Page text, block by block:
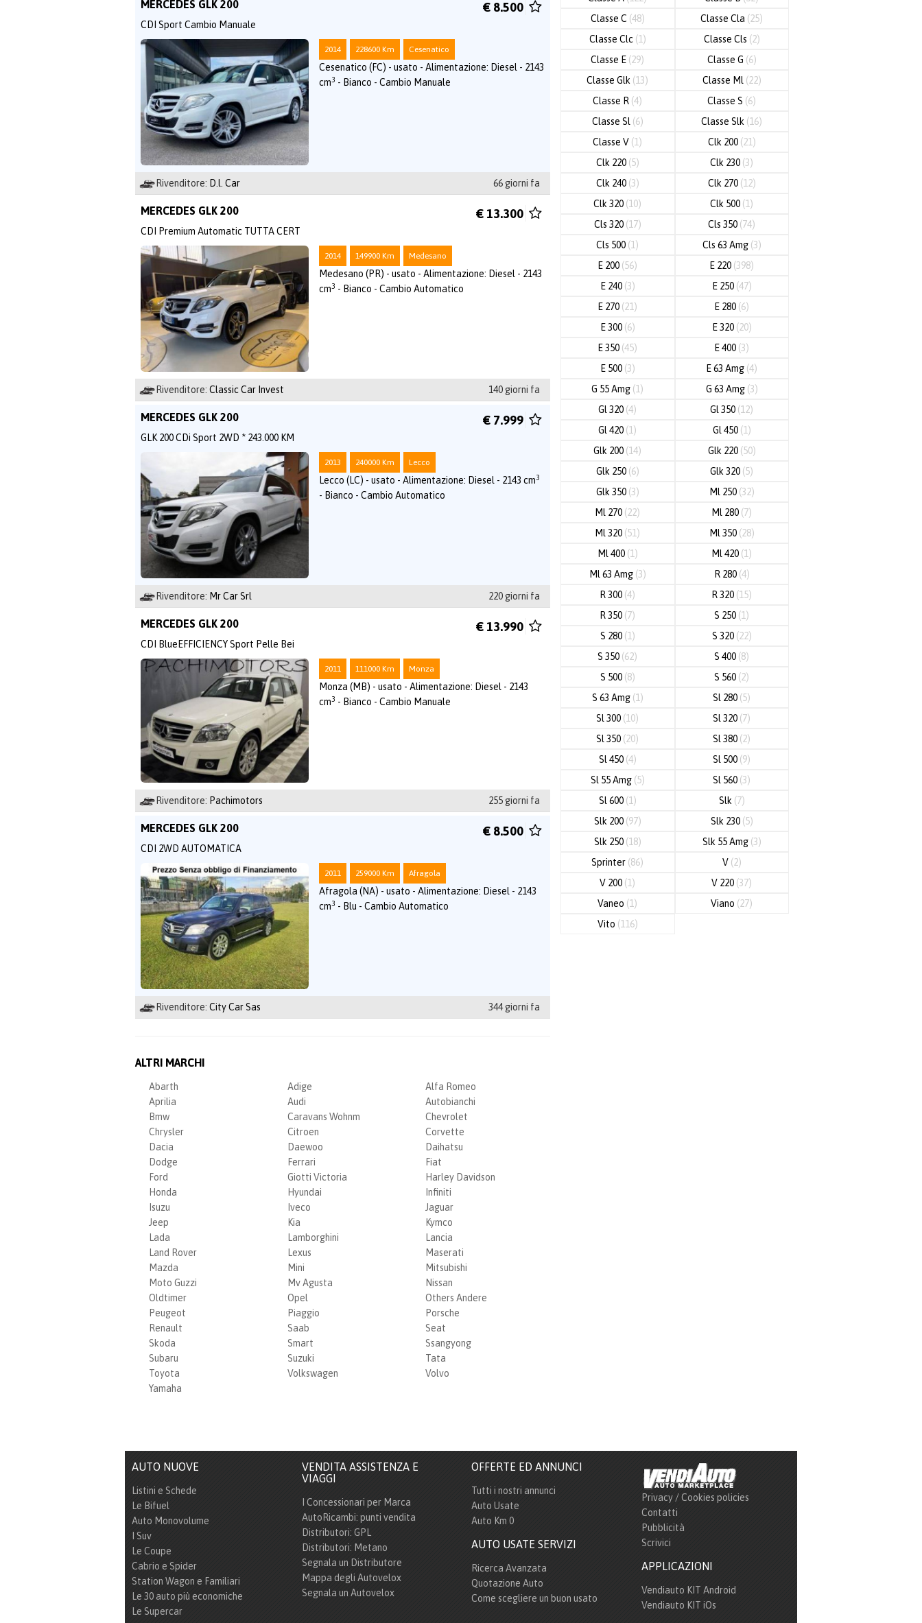
MERCEDES GLK 200
CDI Sport Cambio Manuale
€ 8.500
2014 228600 Km Cesenatico
Cesenatico (FC) - usato - Alimentazione: Diesel - 2143
cm3 - Bianco - Cambio Manuale
Rivenditore: D.l. Car 66 giorni fa
MERCEDES GLK 200
CDI Premium Automatic TUTTA CERT
€ 13.300
2014 149900 Km Medesano
Medesano (PR) - usato - Alimentazione: Diesel - 2143
cm3 - Bianco - Cambio Automatico
Rivenditore: Classic Car Invest 140 giorni fa
MERCEDES GLK 200
GLK 200 CDi Sport 2WD * 243.000 KM
€ 7.999
2013 240000 Km Lecco
Lecco (LC) - usato - Alimentazione: Diesel - 2143 cm3
- Bianco - Cambio Automatico
Rivenditore: Mr Car Srl 220 giorni fa
MERCEDES GLK 200
CDI BlueEFFICIENCY Sport Pelle Bei
€ 13.990
2011 111000 Km Monza
Monza (MB) - usato - Alimentazione: Diesel - 2143
cm3 - Bianco - Cambio Manuale
Rivenditore: Pachimotors 255 giorni fa
MERCEDES GLK 200
CDI 2WD AUTOMATICA
€ 8.500
2011 259000 Km Afragola
Afragola (NA) - usato - Alimentazione: Diesel - 2143
cm3 - Blu - Cambio Automatico
Rivenditore: City Car Sas 344 giorni fa
ALTRI MARCHI
Abarth Adige
Alfa Romeo
Aprilia
Audi
Autobianchi
Bmw
Caravans Wohnm
Chevrolet
Chrysler
Citroen
Corvette
Dacia
Daewoo
Daihatsu
Dodge
Ferrari
Fiat
Ford
Giotti Victoria
Harley Davidson
Honda
Hyundai
Infiniti
Isuzu
Iveco
Jaguar
Jeep
Kia
Kymco
Lada
Lamborghini
Lancia
Land Rover
Lexus
Maserati
Mazda
Mini
Mitsubishi
Moto Guzzi
Mv Agusta
Nissan
Oldtimer
Opel
Others Andere
Peugeot
Piaggio
Porsche
Renault
Saab
Seat
Skoda
Smart
Ssangyong
Subaru
Suzuki
Tata
Toyota
Volkswagen
Volvo
Yamaha
Classe C (48) Classe Cla (25)
Classe Clc (1) Classe Cls (2)
Classe E (29) Classe G (6)
Classe Glk (13) Classe Ml (22)
Classe R (4) Classe S (6)
Classe Sl (6) Classe Slk (16)
Classe V (1) Clk 200 (21)
Clk 220 (5) Clk 230 (3)
Clk 240 (3) Clk 270 (12)
Clk 320 (10) Clk 500 (1)
Cls 320 (17) Cls 350 (74)
Cls 500 (1) Cls 63 Amg (3)
E 200 (56) E 220 (398)
E 240 (3) E 250 (47)
E 270 (21) E 280 (6)
E 300 (6) E 320 (20)
E 350 (45) E 400 (3)
E 500 (3) E 63 Amg (4)
G 55 Amg (1) G 63 Amg (3)
Gl 320 (4) Gl 350 (12)
Gl 420 (1) Gl 450 (1)
Glk 200 (14) Glk 220 (50)
Glk 250 (6) Glk 320 (5)
Glk 350 (3) Ml 250 (32)
Ml 270 (22) Ml 280 (7)
Ml 320 (51) Ml 350 (28)
Ml 400 (1) Ml 420 (1)
Ml 63 Amg (3) R 280 (4)
R 300 (4) R 320 (15)
R 350 (7) S 250 (1)
S 280 (1) S 320 (22)
S 350 (62) S 400 (8)
S 500 (8) S 560 (2)
S 63 Amg (1) Sl 280 (5)
Sl 300 (10) Sl 320 (7)
Sl 350 (20) Sl 380 (2)
Sl 450 (4) Sl 500 (9)
Sl 55 Amg (5) Sl 560 (3)
Sl 600 (1) Slk (7)
Slk 200 (97) Slk 230 (5)
Slk 250 (18) Slk 55 Amg (3)
Sprinter (86) V (2)
V 200 (1) V 220 (37)
Vaneo (1) Viano (27)
Vito (116)
AUTO NUOVE
Listini e Schede
Le Bifuel
Auto Monovolume
I Suv
Le Coupe
Cabrio e Spider
Station Wagon e Familiari
Le 30 auto più economiche
Le Supercar
VENDITA ASSISTENZA E
VIAGGI
I Concessionari per Marca
AutoRicambi: punti vendita
Distributori: GPL
Distributori: Metano
Segnala un Distributore
Mappa degli Autovelox
Segnala un Autovelox
OFFERTE ED ANNUNCI
Tutti i nostri annunci
Auto Usate
Auto Km 0
AUTO USATE SERVIZI
Ricerca Avanzata
Quotazione Auto
Come scegliere un buon usato
Privacy / Cookies policies
Contatti
Pubblicità
Scrivici
APPLICAZIONI
Vendiauto KIT Android
Vendiauto KIT iOs